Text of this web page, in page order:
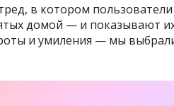
в котором
домой — и показывают
и умиления — мы